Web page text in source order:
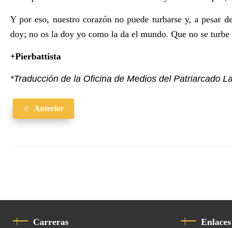
Y por eso, nuestro corazón no puede turbarse y, a pesar
doy; no os la doy yo como la da el mundo. Que no se
+Pierbattista
*Traducción de la Oficina de Medios del Patriarcado
Anterior
Carreras